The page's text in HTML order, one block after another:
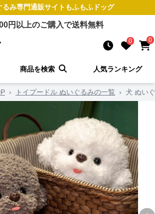
るみ専門通販サイト もふもふドッグ
円以上のご購入で送料無料
0 0
商品を検索 人気ランキング
› トイプードル ぬいぐるみの一覧 › 犬 ぬい